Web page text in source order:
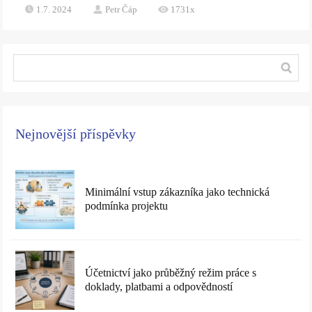
1.7. 2024 Petr Čáp 1731x
Nejnovější příspěvky
Minimální vstup zákazníka jako technická
podmínka projektu
Účetnictví jako průběžný režim práce s
doklady, platbami a odpovědností